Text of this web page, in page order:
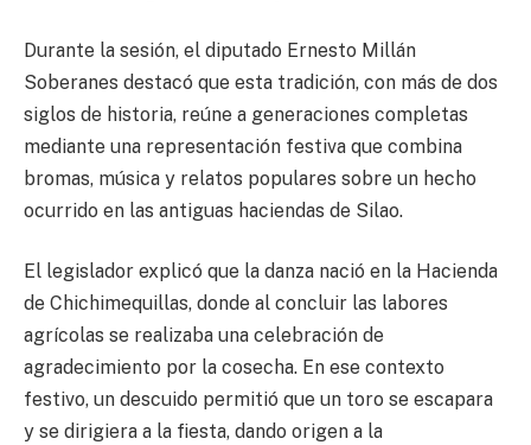
Durante la sesión, el diputado Ernesto Millán
Soberanes destacó que esta tradición, con más de dos
siglos de historia, reúne a generaciones completas
mediante una representación festiva que combina
bromas, música y relatos populares sobre un hecho
ocurrido en las antiguas haciendas de Silao.
El legislador explicó que la danza nació en la Hacienda
de Chichimequillas, donde al concluir las labores
agrícolas se realizaba una celebración de
agradecimiento por la cosecha. En ese contexto
festivo, un descuido permitió que un toro se escapara
y se dirigiera a la fiesta, dando origen a la